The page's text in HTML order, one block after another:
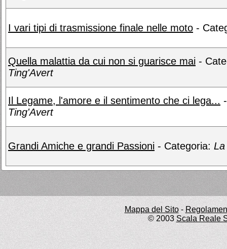
I vari tipi di trasmissione finale nelle moto -
Quella malattia da cui non si guarisce mai -
Ting'Avert
Il Legame, l'amore e il sentimento che ci lega...
Ting'Avert
Grandi Amiche e grandi Passioni - Categoria:
Mappa del Sito-
© 2003 Scala Reale